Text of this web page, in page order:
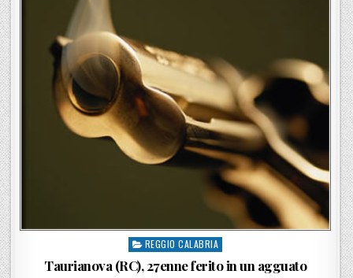
Posted in
REGGIO CALABRIA
Taurianova (RC), 27enne ferito in un agguato